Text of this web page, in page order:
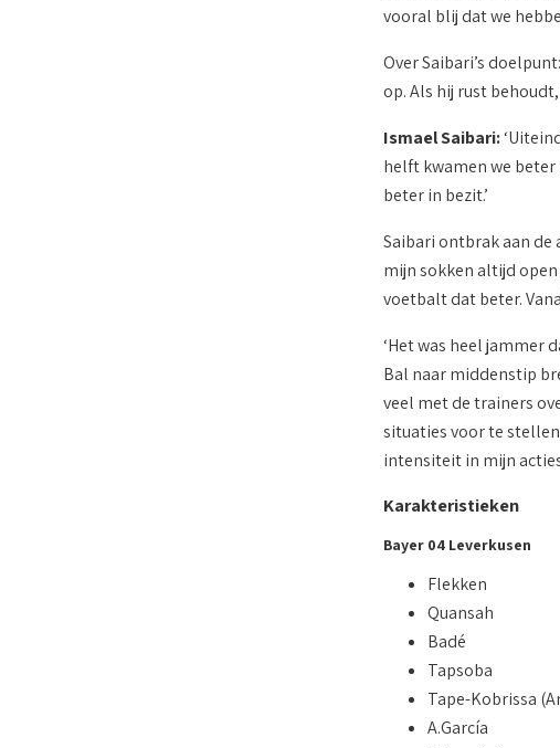
vooral blij dat we
Over Saibari’s
op. Als hij rust
Ismael Saibari:
helft kwamen we
beter in bezit.’
Saibari ontbrak aan de
mijn sokken altijd
voetbalt dat beter.
‘Het was heel jammer
Bal naar middenstip
veel met de trainers
situaties voor te
intensiteit in mijn
Karakteristieken
Bayer 04 Leverkusen
Flekken
Quansah
Badé
Tapsoba
Tape-Kobrissa
A.García